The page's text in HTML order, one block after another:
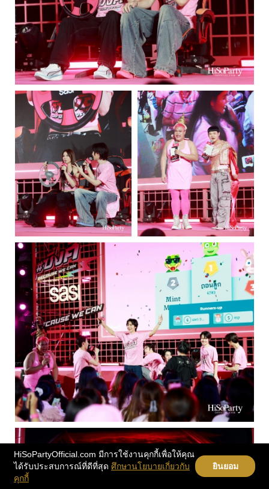
HiSoPartyOfficial.com มีการใช้งานคุกกี้เพื่อให้คุณ
ได้รับประสบการณ์ที่ดีที่สุด ศึกษานโยบายเกี่ยวกับ
คุกกี้
ยินยอม